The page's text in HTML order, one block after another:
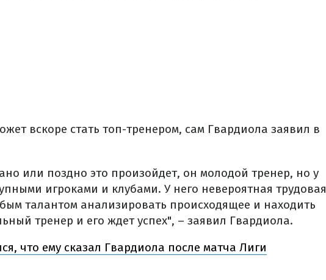
вскоре стать топ-тренером, сам Гвардиола заявил в
или поздно это произойдет, он молодой тренер, но у
игроками и клубами. У него невероятная трудовая
талантом анализировать происходящее и находить
тренер и его ждет успех", – заявил Гвардиола.
что ему сказал Гвардиола после матча Лиги